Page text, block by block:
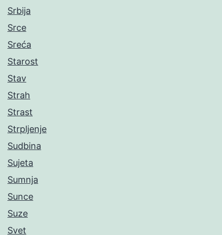
Srbija
Srce
Sreća
Starost
Stav
Strah
Strast
Strpljenje
Sudbina
Sujeta
Sumnja
Sunce
Suze
Svet